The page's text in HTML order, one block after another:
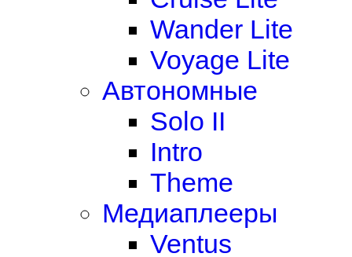
Wander Lite
Voyage Lite
Автономные
Solo II
Intro
Theme
Медиаплееры
Ventus